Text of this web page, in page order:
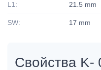
L1: 21.5 mm
SW: 17 mm
Свойства K-